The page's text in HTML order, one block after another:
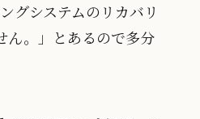
グシステムのリカバリ
ん。」とあるので多分